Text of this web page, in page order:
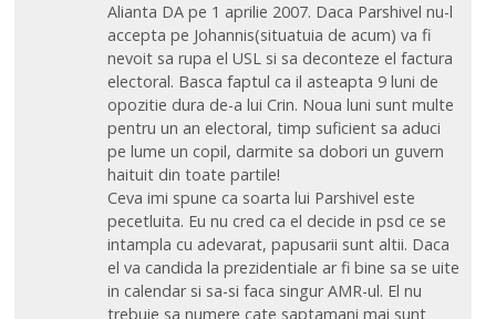
Alianta DA pe 1 aprilie 2007. Daca Parshivel nu-l
accepta pe Johannis(situatuia de acum) va fi
nevoit sa rupa el USL si sa deconteze el factura
electoral. Basca faptul ca il asteapta 9 luni de
opozitie dura de-a lui Crin. Noua luni sunt multe
pentru un an electoral, timp suficient sa aduci
pe lume un copil, darmite sa dobori un guvern
haituit din toate partile!
Ceva imi spune ca soarta lui Parshivel este
pecetluita. Eu nu cred ca el decide in psd ce se
intampla cu adevarat, papusarii sunt altii. Daca
el va candida la prezidentiale ar fi bine sa se uite
in calendar si sa-si faca singur AMR-ul. El nu
trebuie sa numere cate saptamani mai sunt